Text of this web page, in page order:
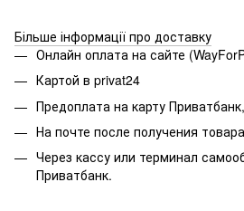
Більше інформації про доставку
Онлайн оплата на сайте
Картой в privat24
Предоплата на карту
На почте после получения
Через кассу или терминал
Приватбанк.